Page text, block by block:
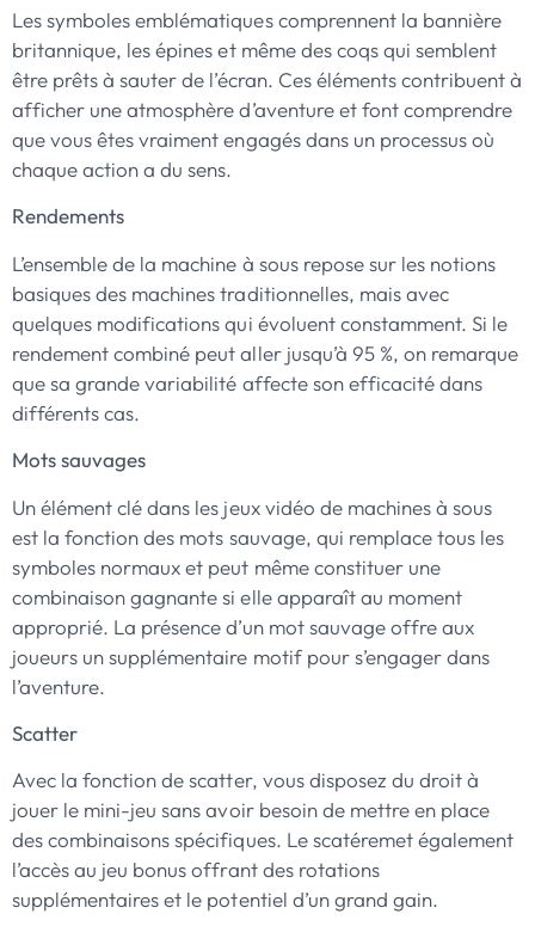
Les symboles emblématiques comprennent la bannière
britannique, les épines et même des coqs qui semblent
être prêts à sauter de l’écran. Ces éléments contribuent à
afficher une atmosphère d’aventure et font comprendre
que vous êtes vraiment engagés dans un processus où
chaque action a du sens.
Rendements
L’ensemble de la machine à sous repose sur les notions
basiques des machines traditionnelles, mais avec
quelques modifications qui évoluent constamment. Si le
rendement combiné peut aller jusqu’à 95 %, on remarque
que sa grande variabilité affecte son efficacité dans
différents cas.
Mots sauvages
Un élément clé dans les jeux vidéo de machines à sous
est la fonction des mots sauvage, qui remplace tous les
symboles normaux et peut même constituer une
combinaison gagnante si elle apparaît au moment
approprié. La présence d’un mot sauvage offre aux
joueurs un supplémentaire motif pour s’engager dans
l’aventure.
Scatter
Avec la fonction de scatter, vous disposez du droit à
jouer le mini-jeu sans avoir besoin de mettre en place
des combinaisons spécifiques. Le scatéremet également
l’accès au jeu bonus offrant des rotations
supplémentaires et le potentiel d’un grand gain.